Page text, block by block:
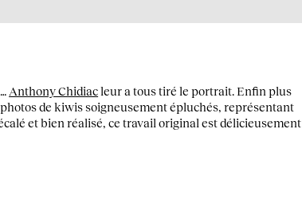
Anthony Chidiacleur a tous tiré le portrait. Enfin plus
de kiwis soigneusement épluchés, représentant
et bien réalisé, ce travail original est délicieusement